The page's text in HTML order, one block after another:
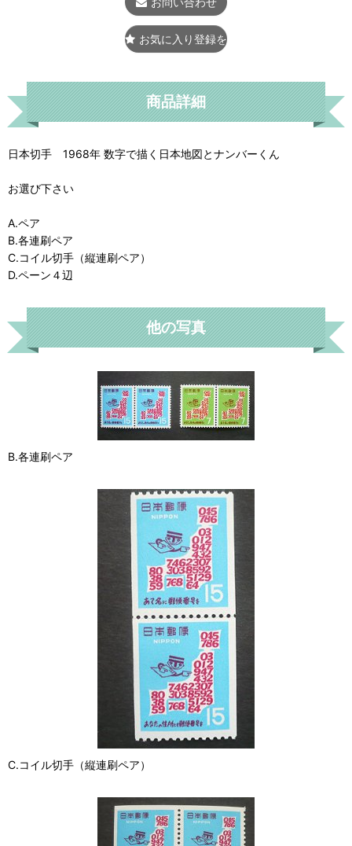
お気に入り登録をする
商品詳細
日本切手 1968年 数字で描く日本地図とナンバーくん
お選び下さい
A.ペア
B.各連刷ペア
C.コイル切手（縦連刷ペア）
D.ペーン４辺
他の写真
B.各連刷ペア
C.コイル切手（縦連刷ペア）